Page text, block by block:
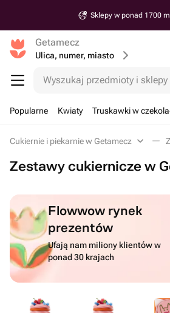
Sklepy w ponad 1700
Getamecz
Ulica, numer, miasto
Wyszukaj przedmioty i sklepy
Popularne Kwiaty Truskawki w
Cukiernie i piekarnie w Getamecz
Zestawy cukiernicze w
Flowwow rynek
prezentów
Ufają nam miliony klientów w
ponad 30 krajach